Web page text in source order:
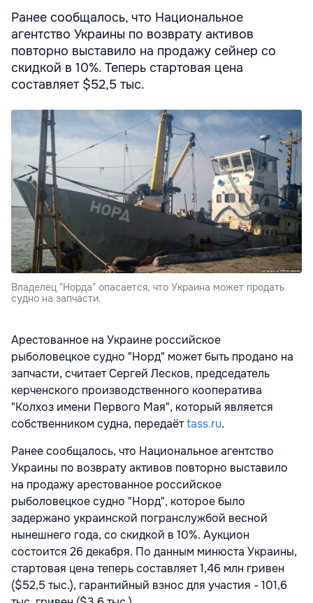
Ранее сообщалось, что Национальное
агентство Украины по возврату активов
повторно выставило на продажу сейнер со
скидкой в 10%. Теперь стартовая цена
составляет $52,5 тыс.
Владелец "Норда" опасается, что Украина может продать
судно на запчасти.
Арестованное на Украине российское
рыболовецкое судно "Норд" может быть продано на
запчасти, считает Сергей Лесков, председатель
керченского производственного кооператива
"Колхоз имени Первого Мая", который является
собственником судна, передаётtass.ru.
Ранее сообщалось, что Национальное агентство
Украины по возврату активов повторно выставило
на продажу арестованное российское
рыболовецкое судно "Норд", которое было
задержано украинской погранслужбой весной
нынешнего года, со скидкой в 10%. Аукцион
состоится 26 декабря. По данным минюста Украины,
стартовая цена теперь составляет 1,46 млн гривен
($52,5 тыс.), гарантийный взнос для участия - 101,6